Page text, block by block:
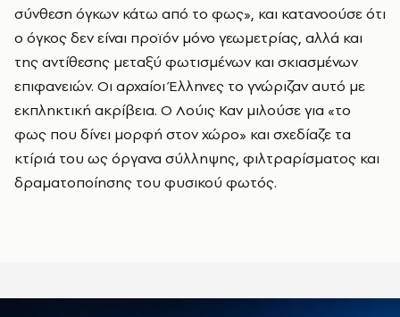
σύνθεση όγκων κάτω από το φως», και κατανοούσε ότι
ο όγκος δεν είναι προϊόν μόνο γεωμετρίας, αλλά και
της αντίθεσης μεταξύ φωτισμένων και σκιασμένων
επιφανειών. Οι αρχαίοι Έλληνες το γνώριζαν αυτό με
εκπληκτική ακρίβεια. Ο Λούις Καν μιλούσε για «το
φως που δίνει μορφή στον χώρο» και σχεδίαζε τα
κτίριά του ως όργανα σύλληψης, φιλτραρίσματος και
δραματοποίησης του φυσικού φωτός.